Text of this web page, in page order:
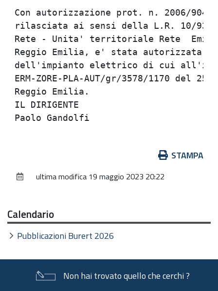
Con autorizzazione prot. n. 2006/
rilasciata ai sensi della L.R. 10/93,
Rete - Unita' territoriale Rete  Emilia-
Reggio Emilia, e' stata autorizzata
dell'impianto elettrico di cui
ERM-ZORE-PLA-AUT/gr/3578/1170 del
Reggio Emilia.
IL DIRIGENTE
documento
STAMPA
ultima modifica 19 maggio 2023 20:22
Calendario
Pubblicazioni Burert 2026
Non hai trovato quello che cerchi ?